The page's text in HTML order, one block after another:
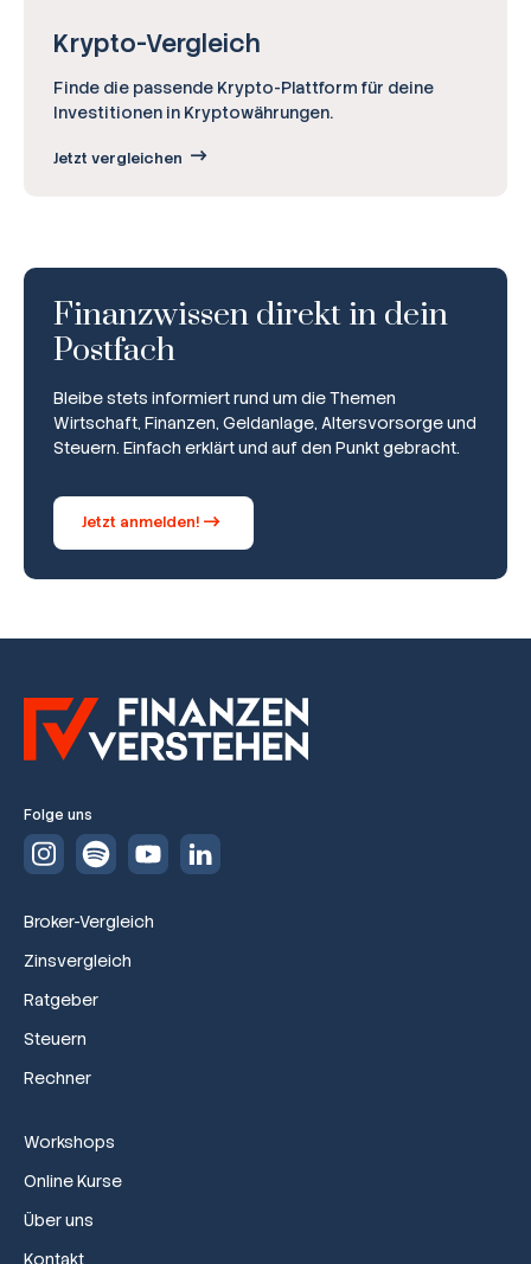
Zinsvergleich
Ratgeber
Online Kurse
Krypto-Vergleich
Finde die passende Krypto-Plattform für deine
Investitionen in Kryptowährungen.
Jetzt vergleichen
Finanzwissen direkt in dein
Postfach
Bleibe stets informiert rund um die Themen
Wirtschaft, Finanzen, Geldanlage, Altersvorsorge und
Steuern. Einfach erklärt und auf den Punkt gebracht.
Jetzt anmelden!
Folge uns
Broker-Vergleich
Zinsvergleich
Ratgeber
Steuern
Rechner
Workshops
Online Kurse
Über uns
Kontakt